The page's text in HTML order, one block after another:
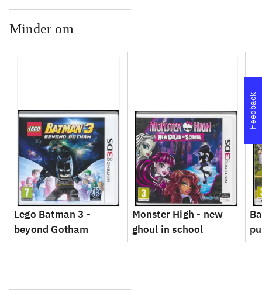
Minder om
Lego Batman 3 -
beyond Gotham
Monster High - new
ghoul in school
Feedback